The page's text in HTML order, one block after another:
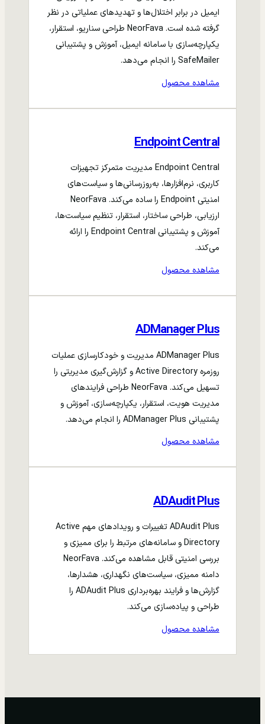
ایمیل در برابر اختلال‌ها و تهدیدهای عملیاتی در نظر
گرفته شده است. NeorFava طراحی سناریو، استقرار،
یکپارچه‌سازی با سامانه ایمیل، آموزش و پشتیبانی
SafeMailer را انجام می‌دهد.
مشاهده محصول
Endpoint Central
Endpoint Central مدیریت متمرکز تجهیزات
کاربری، نرم‌افزارها، به‌روزرسانی‌ها و سیاست‌های
امنیتی Endpoint را ساده می‌کند. NeorFava
ارزیابی، طراحی ساختار، استقرار، تنظیم سیاست‌ها،
آموزش و پشتیبانی Endpoint Central را ارائه
می‌کند.
مشاهده محصول
ADManager Plus
ADManager Plus مدیریت و خودکارسازی عملیات
روزمره Active Directory و گزارش‌گیری مدیریتی را
تسهیل می‌کند. NeorFava طراحی فرایندهای
مدیریت هویت، استقرار، یکپارچه‌سازی، آموزش و
پشتیبانی ADManager Plus را انجام می‌دهد.
مشاهده محصول
ADAudit Plus
ADAudit Plus تغییرات و رویدادهای مهم Active
Directory و سامانه‌های مرتبط را برای ممیزی و
بررسی امنیتی قابل مشاهده می‌کند. NeorFava
دامنه ممیزی، سیاست‌های نگهداری، هشدارها،
گزارش‌ها و فرایند بهره‌برداری ADAudit Plus را
طراحی و پیاده‌سازی می‌کند.
مشاهده محصول